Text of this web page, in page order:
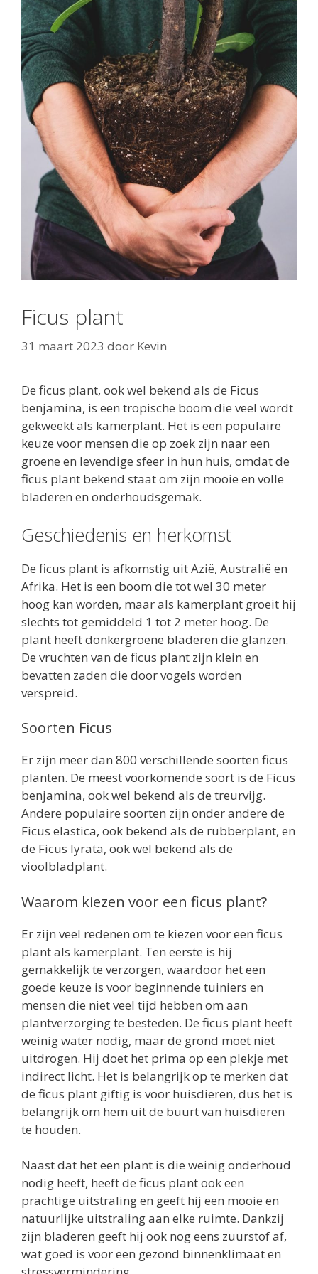
Ficus plant
31 maart 2023 door Kevin
De ficus plant, ook wel bekend als de Ficus
benjamina, is een tropische boom die veel wordt
gekweekt als kamerplant. Het is een populaire
keuze voor mensen die op zoek zijn naar een
groene en levendige sfeer in hun huis, omdat de
ficus plant bekend staat om zijn mooie en volle
bladeren en onderhoudsgemak.
Geschiedenis en herkomst
De ficus plant is afkomstig uit Azië, Australië en
Afrika. Het is een boom die tot wel 30 meter
hoog kan worden, maar als kamerplant groeit hij
slechts tot gemiddeld 1 tot 2 meter hoog. De
plant heeft donkergroene bladeren die glanzen.
De vruchten van de ficus plant zijn klein en
bevatten zaden die door vogels worden
verspreid.
Soorten Ficus
Er zijn meer dan 800 verschillende soorten ficus
planten. De meest voorkomende soort is de Ficus
benjamina, ook wel bekend als de treurvijg.
Andere populaire soorten zijn onder andere de
Ficus elastica, ook bekend als de rubberplant, en
de Ficus lyrata, ook wel bekend als de
vioolbladplant.
Waarom kiezen voor een ficus plant?
Er zijn veel redenen om te kiezen voor een ficus
plant als kamerplant. Ten eerste is hij
gemakkelijk te verzorgen, waardoor het een
goede keuze is voor beginnende tuiniers en
mensen die niet veel tijd hebben om aan
plantverzorging te besteden. De ficus plant heeft
weinig water nodig, maar de grond moet niet
uitdrogen. Hij doet het prima op een plekje met
indirect licht. Het is belangrijk op te merken dat
de ficus plant giftig is voor huisdieren, dus het is
belangrijk om hem uit de buurt van huisdieren
te houden.
Naast dat het een plant is die weinig onderhoud
nodig heeft, heeft de ficus plant ook een
prachtige uitstraling en geeft hij een mooie en
natuurlijke uitstraling aan elke ruimte. Dankzij
zijn bladeren geeft hij ook nog eens zuurstof af,
wat goed is voor een gezond binnenklimaat en